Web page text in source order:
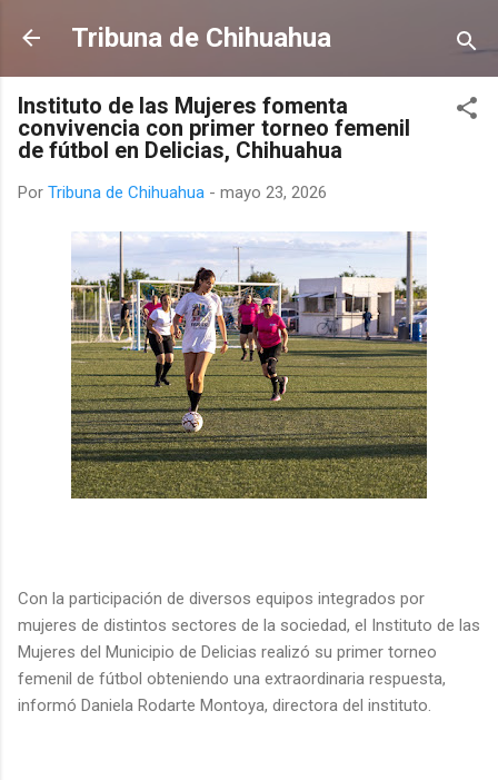
Ir al contenido principal
Tribuna de Chihuahua
Instituto de las Mujeres fomenta
convivencia con primer torneo femenil
de fútbol en Delicias, Chihuahua
Por Tribuna de Chihuahua - mayo 23, 2026
Con la participación de diversos equipos integrados por
mujeres de distintos sectores de la sociedad, el Instituto de las
Mujeres del Municipio de Delicias realizó su primer torneo
femenil de fútbol obteniendo una extraordinaria respuesta,
informó Daniela Rodarte Montoya, directora del instituto.